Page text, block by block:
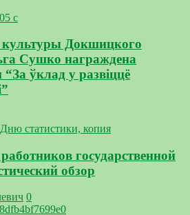
Докшицкого
Сушко награждена
ўклад у развіццё
государственной
обзор
0